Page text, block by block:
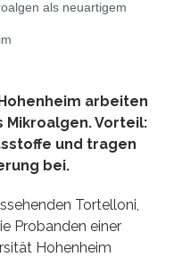
als neuartigem
arbeiten
Mikroalgen. Vorteil:
und tragen
bei.
Tortelloni,
Probanden einer
Hohenheim